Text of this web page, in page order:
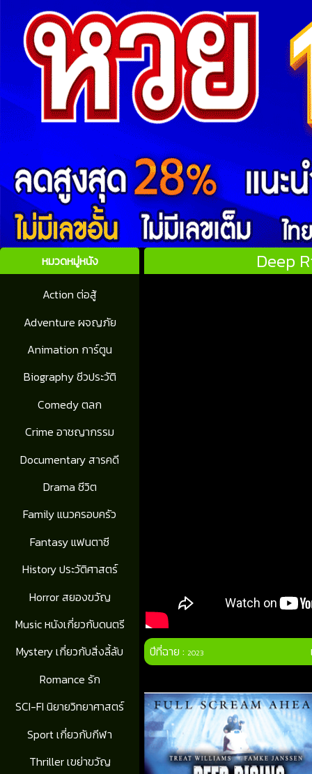
หมวดหมู่หนัง
Action ต่อสู้
Adventure ผจญภัย
Animation การ์ตูน
Biography ชีวประวัติ
Comedy ตลก
Crime อาชญากรรม
Documentary สารคดี
Drama ชีวิต
Family แนวครอบครัว
Fantasy แฟนตาซี
History ประวัติศาสตร์
Horror สยองขวัญ
Music หนังเกี่ยวกับดนตรี
Mystery เกี่ยวกับสิ่งลี้ลับ
Romance รัก
SCI-FI นิยายวิทยาศาสตร์
Sport เกี่ยวกับกีฬา
Thriller เขย่าขวัญ
Deep
ปีที่ฉาย :2023